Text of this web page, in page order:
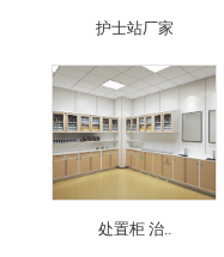
护士站厂家
处置柜 治..